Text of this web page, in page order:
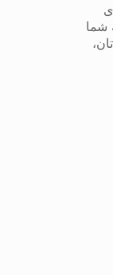
و به شما